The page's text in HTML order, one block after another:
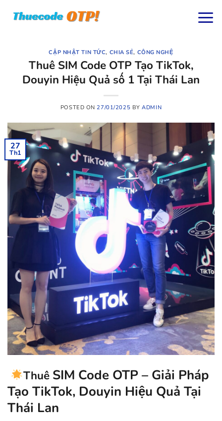
CẬP NHẬT TIN TỨC, CHIA SẺ, CÔNG NGHỆ
Thuê SIM Code OTP Tạo TikTok,
Douyin Hiệu Quả số 1 Tại Thái Lan
POSTED ON27/01/2025 BYADMIN
27
Th1
Thuê SIM Code OTP – Giải Pháp
Tạo TikTok, Douyin Hiệu Quả Tại
Thái Lan